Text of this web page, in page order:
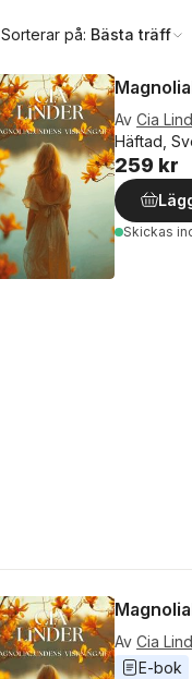
Sorterar på: Bästa träff
Av Cia
Häftad,
259 kr
Skickas
Av Cia
E-bok